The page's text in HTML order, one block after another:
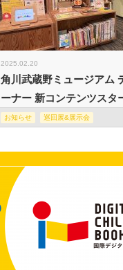
2025.02.20
角川武蔵野ミュージアム
ーナー 新コンテンツスタ
お知らせ 巡回展&展示会